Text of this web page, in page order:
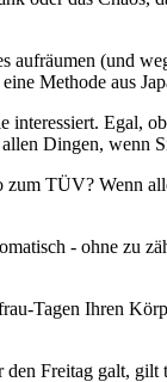
aufräumen (und
Methode aus
interessiert. Egal,
Dingen, wenn
TÜV? Wenn
- ohne zu
Tagen Ihren
Freitag galt,